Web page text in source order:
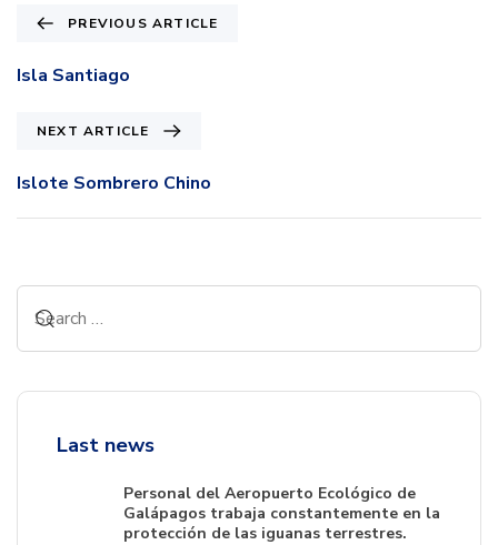
PREVIOUS ARTICLE
Isla Santiago
NEXT ARTICLE
Islote Sombrero Chino
Last news
Personal del Aeropuerto Ecológico de
Galápagos trabaja constantemente en la
protección de las iguanas terrestres.